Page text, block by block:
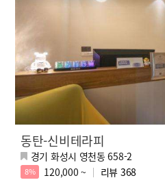
동탄-신비테라피
경기 화성시 영천동 658-2
8% 120,000 ~ 리뷰 368